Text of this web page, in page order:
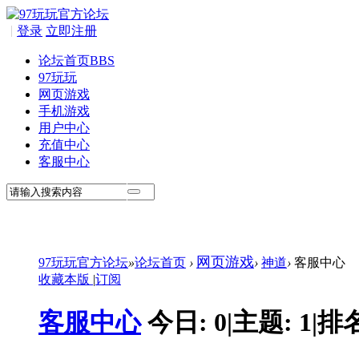
登录
| 立即注册
论坛首页BBS
97玩玩
网页游戏
手机游戏
用户中心
充值中心
客服中心
97玩玩官方论坛»论坛首页 › 网页游戏› 神道› 客服中心
收藏本版 |订阅
客服中心 今日: 0|主题: 1|排